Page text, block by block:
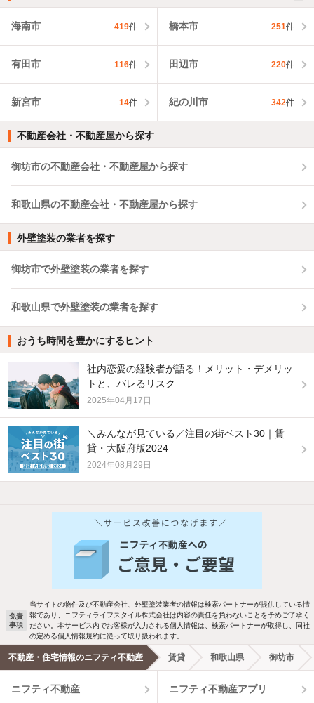
海南市 419件 橋本市 251件
有田市 116件 田辺市 220件
新宮市 14件 紀の川市 342件
不動産会社・不動産屋から探す
御坊市の不動産会社・不動産屋から探す
和歌山県の不動産会社・不動産屋から探す
外壁塗装の業者を探す
御坊市で外壁塗装の業者を探す
和歌山県で外壁塗装の業者を探す
おうち時間を豊かにするヒント
社内恋愛の経験者が語る！メリット・デメリッ
トと、バレるリスク
2025年04月17日
＼みんなが見ている／注目の街ベスト30｜賃
貸・大阪府版2024
2024年08月29日
他の人はこんな条件で絞り込んでいます！
バス・トイレ別 2階以上
洗濯機置場あり 独立洗面台
エアコンあり 都市ガス
温水洗浄便座 オートロック
新着物件メール通知
検索中の条件の新着物件情報をいち早く
新着メール通知を受け取る
免責
事項
当サイトの物件及び不動産会社、外壁塗装業者の情報は検索パートナーが提供している情
報であり、ニフティライフスタイル株式会社は内容の責任を負わないことを予めご了承く
ださい。本サービス内でお客様が入力される個人情報は、検索パートナーが取得し、同社
の定める個人情報規約に従って取り扱われます。
不動産・住宅情報のニフティ不動産 賃貸 和歌山県 御坊市
ニフティ不動産 ニフティ不動産アプリ